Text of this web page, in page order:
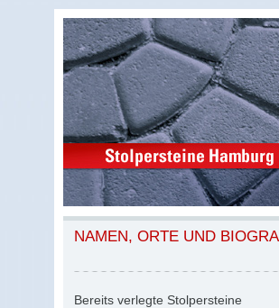
NAMEN, ORTE UND
Bereits verlegte Stolpersteine